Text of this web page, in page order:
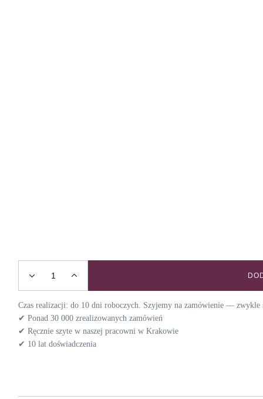
Szelki guard SEPTEMBER / LEAVES quantity
Czas realizacji: do 10 dni roboczych. Szyjemy na zamówienie — zwykle
✔ Ponad 30 000 zrealizowanych zamówień
✔ Ręcznie szyte w naszej pracowni w Krakowie
✔ 10 lat doświadczenia